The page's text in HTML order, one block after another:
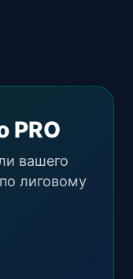
PRO
вашего
лиговому